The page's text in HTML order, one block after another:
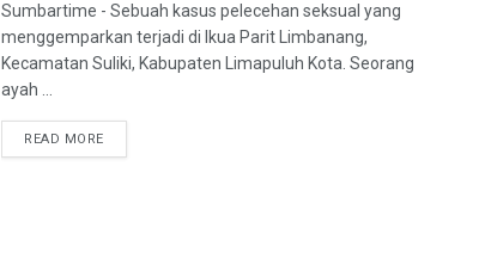
Sumbartime - Sebuah kasus pelecehan seksual yang
menggemparkan terjadi di Ikua Parit Limbanang,
Kecamatan Suliki, Kabupaten Limapuluh Kota. Seorang
ayah ...
READ MORE